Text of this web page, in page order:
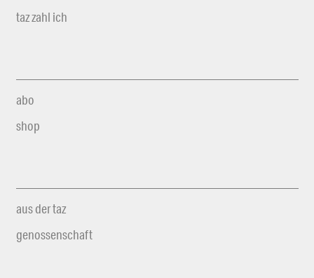
taz zahl ich
abo
shop
aus der taz
genossenschaft